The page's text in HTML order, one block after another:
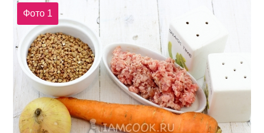
Фото 1